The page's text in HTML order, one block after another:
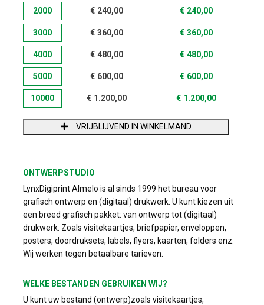
2000 € 240,00 € 240,00
3000 € 360,00 € 360,00
4000 € 480,00 € 480,00
5000 € 600,00 € 600,00
10000 € 1.200,00 € 1.200,00
VRIJBLIJVEND IN WINKELMAND
ONTWERPSTUDIO
LynxDigiprint Almelo is al sinds 1999 het bureau voor
grafisch ontwerp en (digitaal) drukwerk. U kunt kiezen uit
een breed grafisch pakket: van ontwerp tot (digitaal)
drukwerk. Zoals visitekaartjes, briefpapier, enveloppen,
posters, doordruksets, labels, flyers, kaarten, folders enz.
Wij werken tegen betaalbare tarieven.
WELKE BESTANDEN GEBRUIKEN WIJ?
U kunt uw bestand (ontwerp)zoals visitekaartjes,